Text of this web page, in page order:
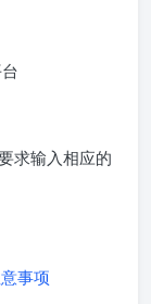
求输入相应的
事项